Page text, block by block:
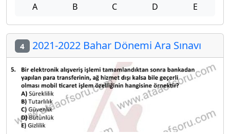
A B C D E
4 2021-2022 Bahar Dönemi Ara Sınavı